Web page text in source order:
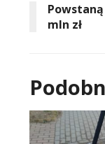
mln zł